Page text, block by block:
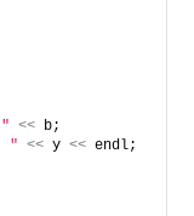
<< b;
" << y << endl;